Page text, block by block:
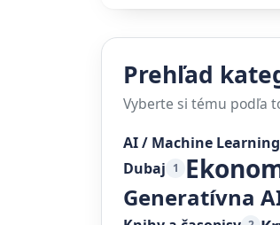
Prehľad
Vyberte si tému podľa
AI / Machine Learning
Dubaj 1
Generatívna